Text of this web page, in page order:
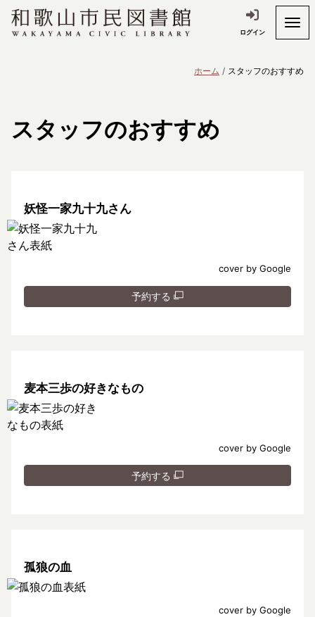
ログイン
ホーム スタッフのおすすめ
スタッフのおすすめ
妖怪一家九十九さん
cover by Google
予約する
麦本三歩の好きなもの
cover by Google
予約する
孤狼の血
cover by Google